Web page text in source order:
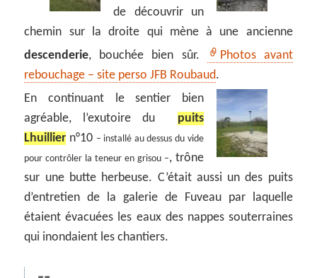
de découvrir un
chemin sur la droite qui mène à une ancienne
descenderie, bouchée bien sûr.
Photos avant
rebouchage – site perso JFB Roubaud.
En continuant le sentier bien
agréable, l’exutoire du puits
Lhuillier n°10 – installé au dessus du vide
pour contrôler la teneur en grisou –, trône
sur une butte herbeuse. C’était aussi un des puits
d’entretien de la galerie de Fuveau par laquelle
étaient évacuées les eaux des nappes souterraines
qui inondaient les chantiers.